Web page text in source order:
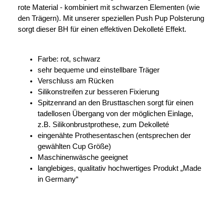
rote Material - kombiniert mit schwarzen Elementen (wie
den Trägern). Mit unserer speziellen Push Pup Polsterung
sorgt dieser BH für einen effektiven Dekolleté Effekt.
Farbe: rot, schwarz
sehr bequeme und einstellbare Träger
Verschluss am Rücken
Silikonstreifen zur besseren Fixierung
Spitzenrand an den Brusttaschen sorgt für einen
tadellosen Übergang von der möglichen Einlage,
z.B. Silikonbrustprothese, zum Dekolleté
eingenähte Prothesentaschen (entsprechen der
gewählten Cup Größe)
Maschinenwäsche geeignet
langlebiges, qualitativ hochwertiges Produkt „Made
in Germany“